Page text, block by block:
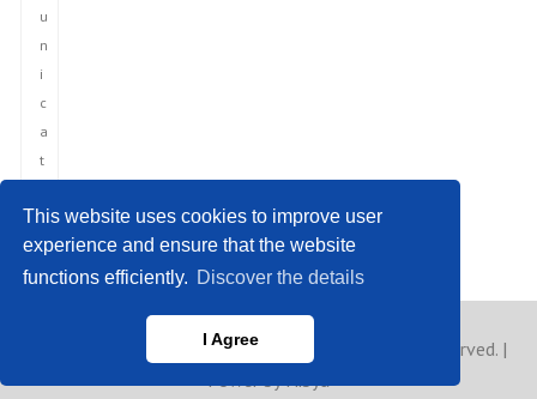
This website uses cookies to improve user
experience and ensure that the website
functions efficiently. Discover the details
I Agree
u
n
i
c
a
t
o
n
Copyright © 2023 France News Agency. All rights reserved. |